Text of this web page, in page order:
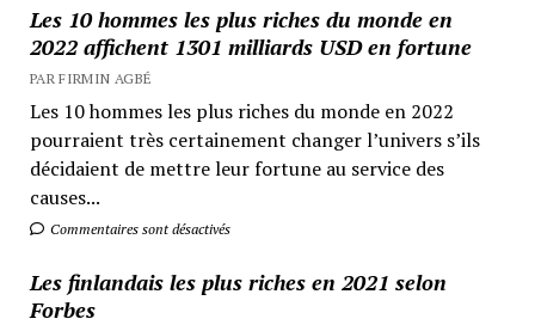
Les 10 hommes les plus riches du monde en
2022 affichent 1301 milliards USD en fortune
PAR FIRMIN AGBÉ
Les 10 hommes les plus riches du monde en 2022
pourraient très certainement changer l’univers s’ils
décidaient de mettre leur fortune au service des
causes...
Commentaires sont désactivés
Les finlandais les plus riches en 2021 selon
Forbes